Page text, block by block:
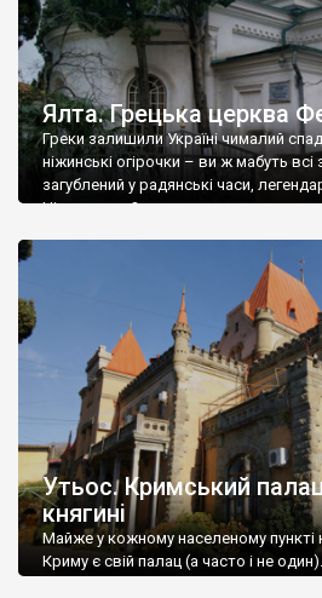
Ялта. Грецька церква
Греки залишили Україні чималий
ніжинські огірочки – ви ж мабуть всі
загублений у радянські часи,
Ніжин греки?
Утьос. Кримський
княгині
Майже у кожному населеному пункті
Криму є свій палац (а часто і не один).